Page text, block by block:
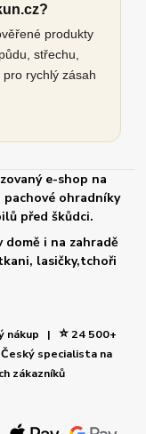
produkty
střechu,
rychlý zásah
e-shop na
pachové ohradníky
před škůdci.
domě i na zahradě
lasičky,tchoři
nákup | ⭐24 500+
specialista na
zákazníků